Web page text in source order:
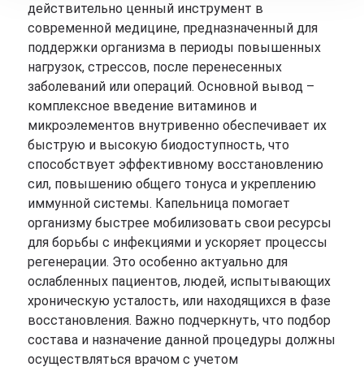
действительно ценный инструмент в
современной медицине, предназначенный для
поддержки организма в периоды повышенных
нагрузок, стрессов, после перенесенных
заболеваний или операций. Основной вывод –
комплексное введение витаминов и
микроэлементов внутривенно обеспечивает их
быструю и высокую биодоступность, что
способствует эффективному восстановлению
сил, повышению общего тонуса и укреплению
иммунной системы. Капельница помогает
организму быстрее мобилизовать свои ресурсы
для борьбы с инфекциями и ускоряет процессы
регенерации. Это особенно актуально для
ослабленных пациентов, людей, испытывающих
хроническую усталость, или находящихся в фазе
восстановления. Важно подчеркнуть, что подбор
состава и назначение данной процедуры должны
осуществляться врачом с учетом